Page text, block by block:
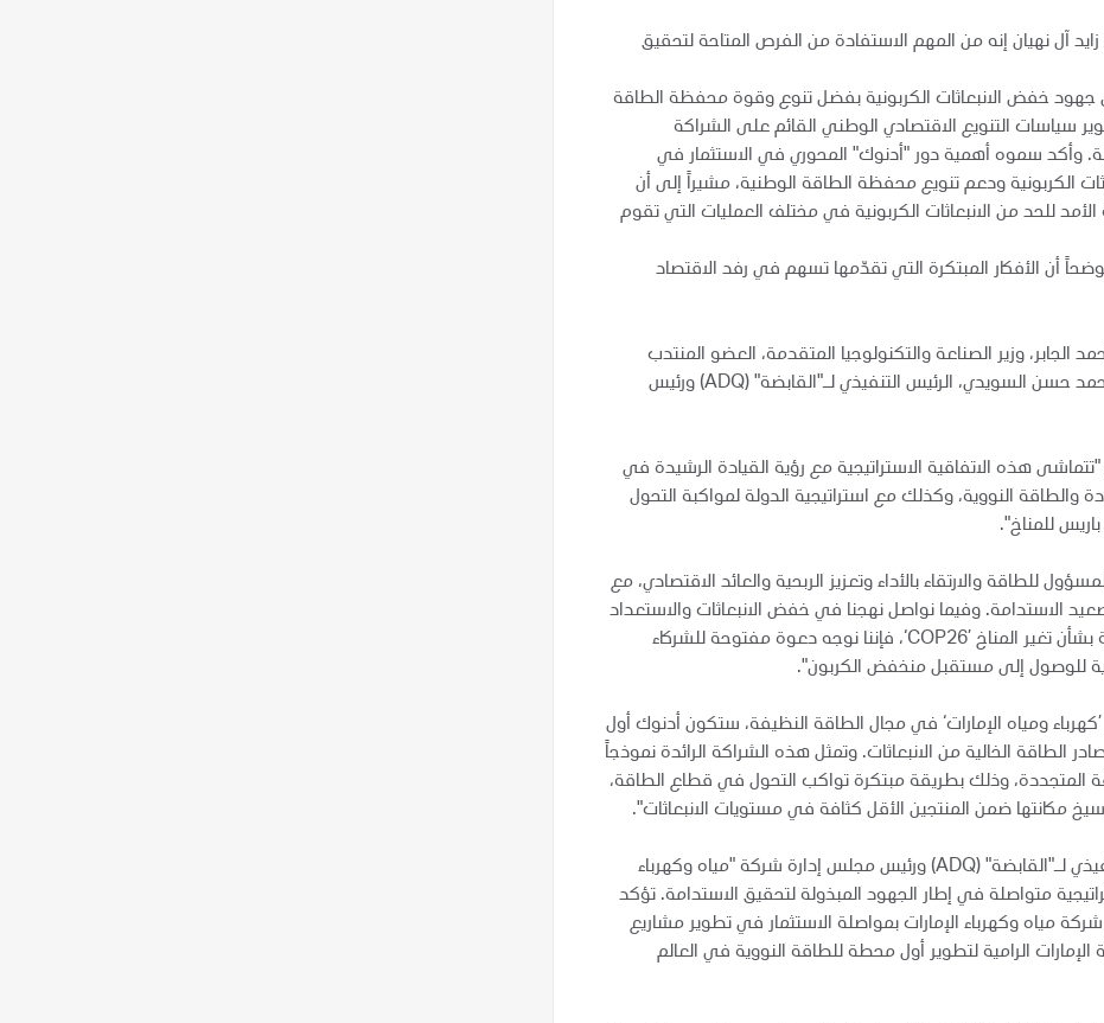
آل نهيان إنه من المهم الاستفادة من الفرص المتاحة لتحقيق
جهود خفض الانبعاثات الكربونية بفضل تنوع وقوة محفظة الطاقة
سياسات التنويع الاقتصادي الوطني القائم على الشراكة
وأكد سموه أهمية دور "أدنوك" المحوري في الاستثمار في
الكربونية ودعم تنويع محفظة الطاقة الوطنية، مشيراً إلى أن
للحد من الانبعاثات الكربونية في مختلف العمليات التي تقوم
أن الأفكار المبتكرة التي تقدّمها تسهم في رفد الاقتصاد
وزير الصناعة والتكنولوجيا المتقدمة، العضو المنتدب
والرئيس التنفيذي لأدنوك ومجموعة شركاتها، وسعادة محمد حسن السويدي، الرئيس التنفيذي لـ"القابضة" (ADQ) ورئيس
هذه الاتفاقية الاستراتيجية مع رؤية القيادة الرشيدة في
والطاقة النووية، وكذلك مع استراتيجية الدولة لمواكبة التحول
للمناخ".
للطاقة والارتقاء بالأداء وتعزيز الربحية والعائد الاقتصادي، مع
صعيد الاستدامة. وفيما نواصل نهجنا في خفض الانبعاثات والاستعداد
لمؤتمر الدول الأطراف في اتفاقية الأمم المتحدة الإطارية بشأن تغير المناخ ’COP26‘، فإننا نوجه دعوة مفتوحة للشركاء
للوصول إلى مستقبل منخفض الكربون".
ومياه الإمارات‘ في مجال الطاقة النظيفة، ستكون أدنوك أول
الطاقة الخالية من الانبعاثات. وتمثل هذه الشراكة الرائدة نموذجاً
المتجددة، وذلك بطريقة مبتكرة تواكب التحول في قطاع الطاقة،
مكانتها ضمن المنتجين الأقل كثافة في مستويات الانبعاثات".
من جانبه، قال سعادة محمد حسن السويدي، الرئيس التنفيذي لـ"القابضة" (ADQ) ورئيس مجلس إدارة شركة "مياه وكهرباء
متواصلة في إطار الجهود المبذولة لتحقيق الاستدامة. تؤكد
مياه وكهرباء الإمارات بمواصلة الاستثمار في تطوير مشاريع
الرامية لتطوير أول محطة للطاقة النووية في العالم